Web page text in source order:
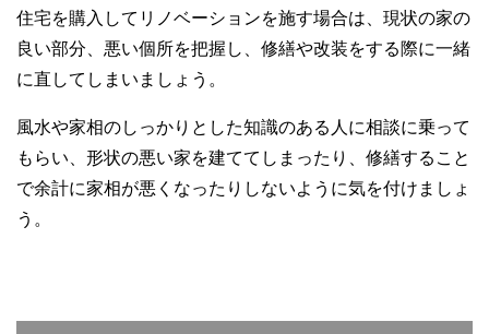
住宅を購入してリノベーションを施す場合は、現状の家の
良い部分、悪い個所を把握し、修繕や改装をする際に一緒
に直してしまいましょう。
風水や家相のしっかりとした知識のある人に相談に乗って
もらい、形状の悪い家を建ててしまったり、修繕すること
で余計に家相が悪くなったりしないように気を付けましょ
う。